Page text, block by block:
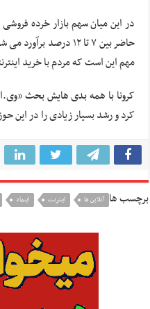
حاضر بین ۷ تا ۱۲ درصد
مهم این است که مردم با خرید
کرد و رشد بسیار زیادی را در این
برچسب ها آنلاین ها اینترنت اینماد